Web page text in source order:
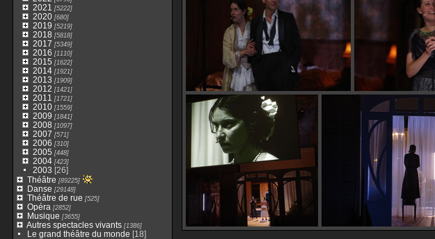
2021 [5222]
2020[680]
2019 [5219]
2018 [5818]
2017 [5349]
2016 [1110]
2015 [1622]
2014[1921]
2013 [1909]
2012 [1421]
2011 [1721]
2010[1559]
2009 [1841]
2008 [1097]
2007 [571]
2006 [310]
2005 [448]
2004[423]
2003 [26]
Théâtre [89225]
Danse [29148]
Théâtre de rue [525]
Opéra [2852]
Musique [3655]
Autres spectacles vivants[1386]
Le grand théâtre du monde [18]